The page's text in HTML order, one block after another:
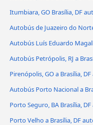
Itumbiara, GO Brasília, DF
Autobús de Juazeiro do
Autobús Luís Eduardo
Autobús Petrópolis, RJ a
Pirenópolis, GO a Brasília,
Autobús Porto Nacional a
Porto Seguro, BA Brasília,
Porto Velho a Brasília, DF